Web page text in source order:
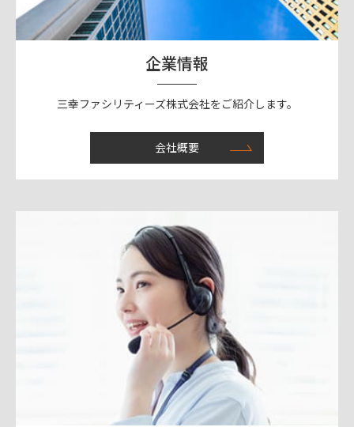
企業情報
三幸ファシリティーズ株式会社をご紹介します。
会社概要